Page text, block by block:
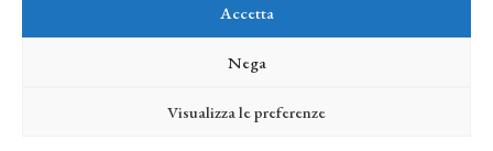
Accetta
Nega
Visualizza le preferenze
credits